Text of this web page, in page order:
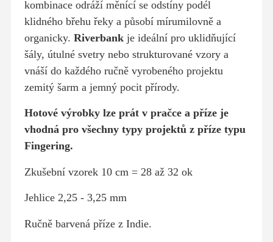
kombinace odráží měnící se odstíny podél
klidného břehu řeky a působí mírumilovně a
organicky. Riverbankje ideální pro uklidňující
šály, útulné svetry nebo strukturované vzory a
vnáší do každého ručně vyrobeného projektu
zemitý šarm a jemný pocit přírody.
Hotové výrobky lze prát v pračce a příze je
vhodná pro všechny typy projektů z příze typu
Fingering.
Zkušební vzorek 10 cm = 28 až 32 ok
Jehlice 2,25 - 3,25 mm
Ručně barvená příze z Indie.